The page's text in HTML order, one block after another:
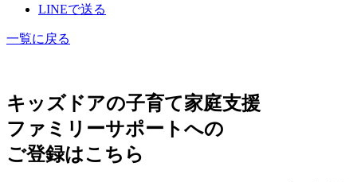
LINEで送る
一覧に戻る
キッズドアの子育て家庭支援
ファミリーサポートへの
ご登録はこちら